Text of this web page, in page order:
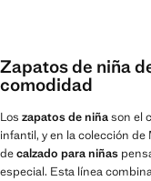
Zapatos de niña
comodidad
Los zapatos de niñason el
infantil, y en la colección
decalzado para niñas
especial. Esta línea